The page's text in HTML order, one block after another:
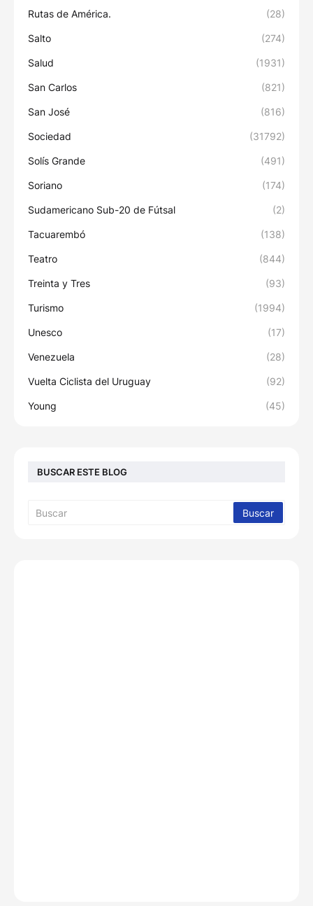
Rutas de América. (28)
Salto (274)
Salud (1931)
San Carlos (821)
San José (816)
Sociedad (31792)
Solís Grande (491)
Soriano (174)
Sudamericano Sub-20 de Fútsal (2)
Tacuarembó (138)
Teatro (844)
Treinta y Tres (93)
Turismo (1994)
Unesco (17)
Venezuela (28)
Vuelta Ciclista del Uruguay (92)
Young (45)
BUSCAR ESTE BLOG